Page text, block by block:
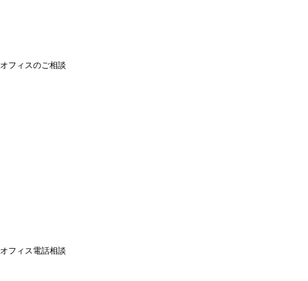
オフィスのご相談
オフィス電話相談